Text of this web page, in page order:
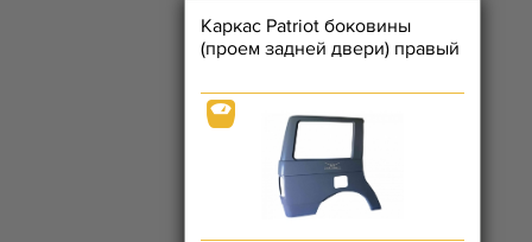
Каркас Patriot боковины
(проем задней двери) правый